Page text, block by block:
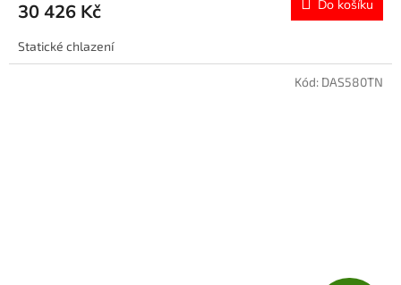
A
30 426 Kč Do košíku
Statické chlazení
Kód: DAS580TN